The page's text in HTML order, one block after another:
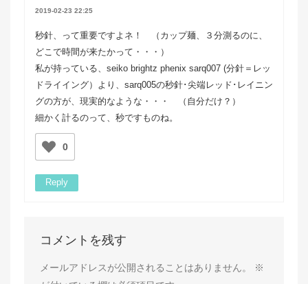
2019-02-23 22:25
秒針、って重要ですよネ！ （カップ麺、３分測るのに、
どこで時間が来たかって・・・）
私が持っている、seiko brightz phenix sarq007 (分針＝レッ
ドライイング）より、sarq005の秒針･尖端レッド･レイニン
グの方が、現実的なような・・・ （自分だけ？）
細かく計るのって、秒ですものね。
0
Reply
コメントを残す
メールアドレスが公開されることはありません。
※